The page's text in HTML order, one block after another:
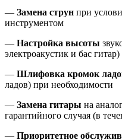
— Замена струн при
инструментом
— Настройка высоты
электроакустик и бас гитар)
— Шлифовка кромок
ладов) при необходимости
— Замена гитары на
гарантийного случая (в
— Приоритетное